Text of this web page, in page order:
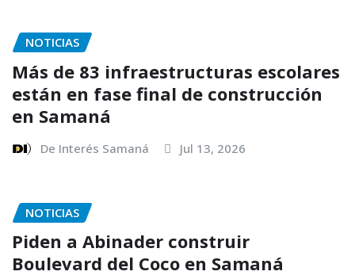
NOTICIAS
Más de 83 infraestructuras escolares
están en fase final de construcción
en Samaná
De Interés Samaná Jul 13, 2026
NOTICIAS
Piden a Abinader construir
Boulevard del Coco en Samaná